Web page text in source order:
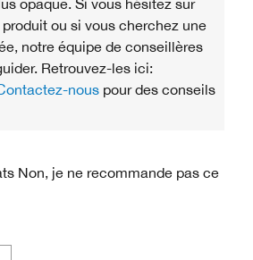
ou si vous cherchez une
notre équipe de conseillères
Retrouvez-les ici:
nous pour des conseils
Non, je ne recommande pas ce